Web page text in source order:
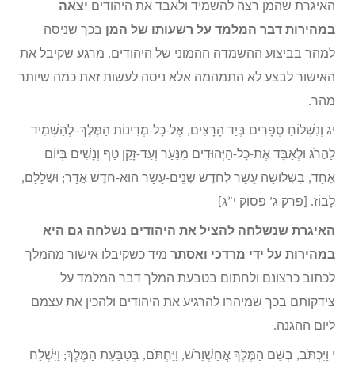
האיגרת שהמן רצה להשמיד ולאבד את היהודים יצאה
במהירות דבר המלמד על רשעותו של המן
בכך שניסה
למהר בביצוע ההשמדה ההמוני של היהודים. מרגע שקיבל את
האישור לבצע לא התמהמה אלא ניסה לעשות זאת כמה שיותר
מהר.
יג וְנִשְׁלוֹחַ סְפָרִים בְּיַד הָרָצִים, אֶל-כָּל-מְדִינוֹת הַמֶּלֶךְ–לְהַשְׁמִיד
לַהֲרֹג וּלְאַבֵּד אֶת-כָּל-הַיְּהוּדִים מִנַּעַר וְעַד-זָקֵן טַף וְנָשִׁים בְּיוֹם
אֶחָד, בִּשְׁלוֹשָׁה עָשָׂר לְחֹדֶשׁ שְׁנֵים-עָשָׂר הוּא-חֹדֶשׁ אֲדָר; וּשְׁלָלָם,
לָבוֹז. [פרק ג’ פסוק י”ג]
האיגרת שנשלחה להציל את היהודים נשלחה גם היא
במהירות על ידי מרדכי ואסתר מיד כשקיבלו אישור מהמלך
לכתוב כרצונם ולחתום בטבעת המלך דבר המלמד על
צידקותם בכך שמיהרו להרגיע את היהודים ולהכין את עצמם
ליום ההגנה.
י וַיִּכְתֹּב, בְּשֵׁם הַמֶּלֶךְ אֲחַשְׁוֵרֹשׁ, וַיַּחְתֹּם, בְּטַבַּעַת הַמֶּלֶךְ; וַיִּשְׁלַח